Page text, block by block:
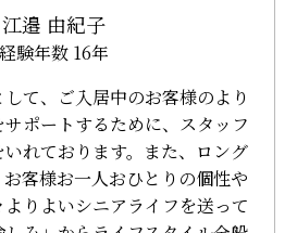
江邉 由紀子
経験年数 16年
て、ご入居中のお客様のより
ポートするために、スタッフ
れております。また、ロング
客様お一人おひとりの個性や
りよいシニアライフを送って